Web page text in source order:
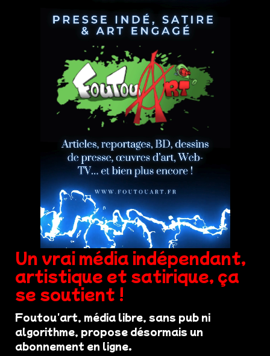
Un vrai média indépendant,
artistique et satirique, ça
se soutient !
Foutou'art, média libre, sans pub ni
algorithme, propose désormais un
abonnement en ligne.